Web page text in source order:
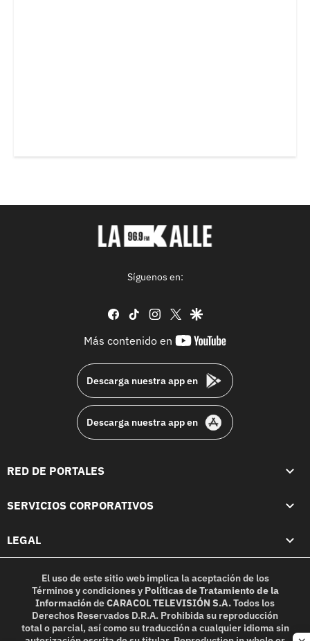
Síguenos en:
facebook
tiktok instagram
twittergoogle
Más contenido en
youtube-
Descarga nuestra app en
Descarga nuestra app en
RED DE PORTALES
SERVICIOS CORPORATIVOS
LEGAL
El uso de este sitio web implica la aceptación de los
Términos y condicionesy Políticas de Tratamiento de la
InformacióndeCARACOL TELEVISIÓN S.A.Todos los
Derechos Reservados D.R.A. Prohibida su reproducción
total o parcial, así como su traducción a cualquier idioma sin